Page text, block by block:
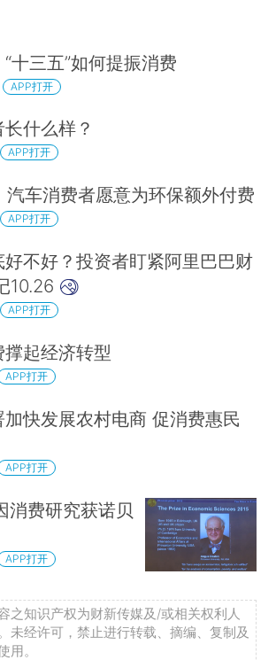
“十三五”如何提振消费
APP打开
什么样？
APP打开
汽车消费者愿意为环保额外付费
APP打开
不好？投资者盯紧阿里巴巴财
10.26
APP打开
起经济转型
APP打开
快发展农村电商 促消费惠民
APP打开
消费研究获诺贝
APP打开
之知识产权为财新传媒及/或相关权利人
未经许可，禁止进行转载、摘编、复制及
用。